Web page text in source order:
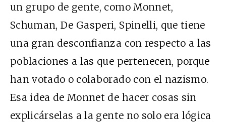
un grupo de gente, como Monnet,
Schuman, De Gasperi, Spinelli, que tiene
una gran desconfianza con respecto a las
poblaciones a las que pertenecen, porque
han votado o colaborado con el nazismo.
Esa idea de Monnet de hacer cosas sin
explicárselas a la gente no solo era lógica